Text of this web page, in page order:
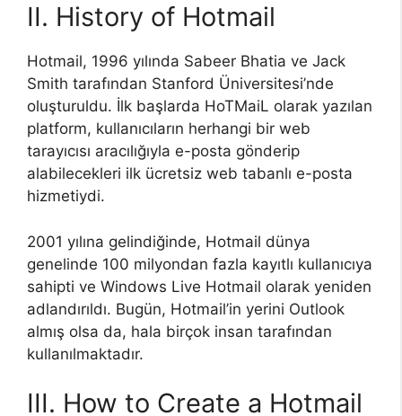
II. History of Hotmail
Hotmail, 1996 yılında Sabeer Bhatia ve Jack
Smith tarafından Stanford Üniversitesi’nde
oluşturuldu. İlk başlarda HoTMaiL olarak yazılan
platform, kullanıcıların herhangi bir web
tarayıcısı aracılığıyla e-posta gönderip
alabilecekleri ilk ücretsiz web tabanlı e-posta
hizmetiydi.
2001 yılına gelindiğinde, Hotmail dünya
genelinde 100 milyondan fazla kayıtlı kullanıcıya
sahipti ve Windows Live Hotmail olarak yeniden
adlandırıldı. Bugün, Hotmail’in yerini Outlook
almış olsa da, hala birçok insan tarafından
kullanılmaktadır.
III. How to Create a Hotmail